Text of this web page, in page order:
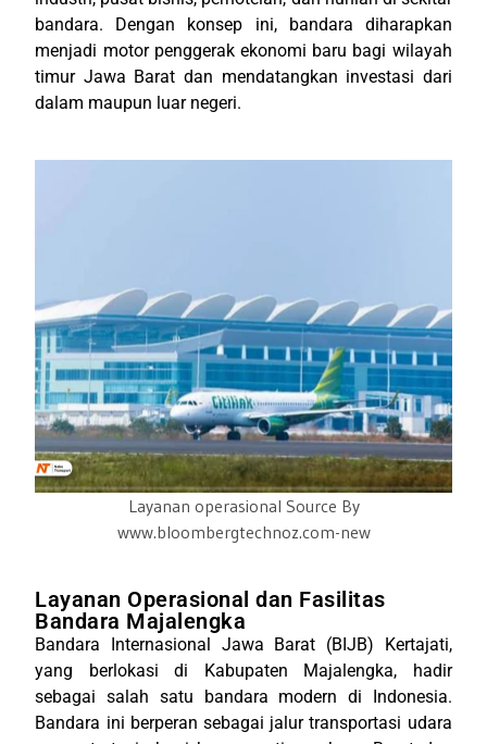
bandara. Dengan konsep ini, bandara diharapkan
menjadi motor penggerak ekonomi baru bagi wilayah
timur Jawa Barat dan mendatangkan investasi dari
dalam maupun luar negeri.
Layanan operasional Source By
www.bloombergtechnoz.com-new
Layanan Operasional dan Fasilitas
Bandara Majalengka
Bandara Internasional Jawa Barat (BIJB) Kertajati,
yang berlokasi di Kabupaten Majalengka, hadir
sebagai salah satu bandara modern di Indonesia.
Bandara ini berperan sebagai jalur transportasi udara